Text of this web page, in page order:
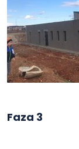
Faza 3